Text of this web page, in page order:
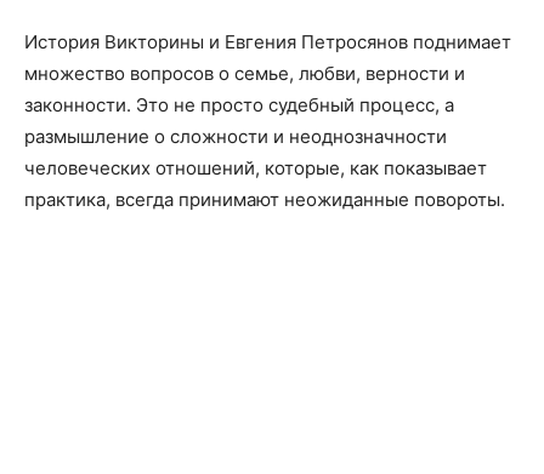
История Викторины и Евгения Петросянов поднимает
множество вопросов о семье, любви, верности и
законности. Это не просто судебный процесс, а
размышление о сложности и неоднозначности
человеческих отношений, которые, как показывает
практика, всегда принимают неожиданные повороты.